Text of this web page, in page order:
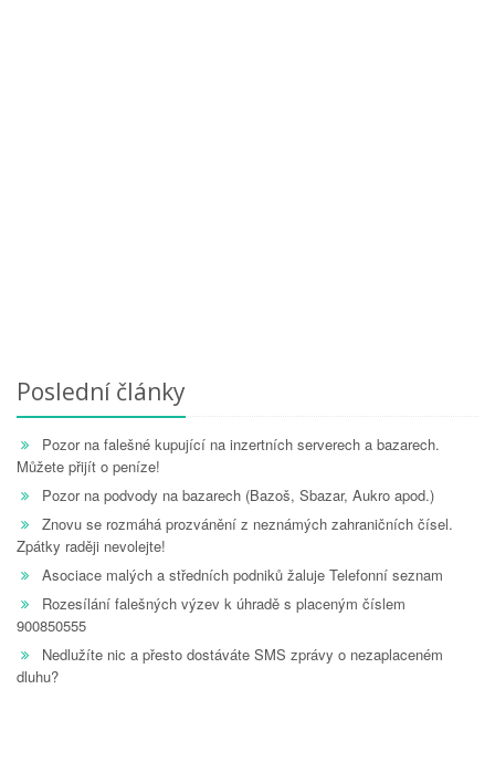
Poslední články
Pozor na falešné kupující na inzertních serverech a bazarech.
Můžete přijít o peníze!
Pozor na podvody na bazarech (Bazoš, Sbazar, Aukro apod.)
Znovu se rozmáhá prozvánění z neznámých zahraničních čísel.
Zpátky raději nevolejte!
Asociace malých a středních podniků žaluje Telefonní seznam
Rozesílání falešných výzev k úhradě s placeným číslem
900850555
Nedlužíte nic a přesto dostáváte SMS zprávy o nezaplaceném
dluhu?